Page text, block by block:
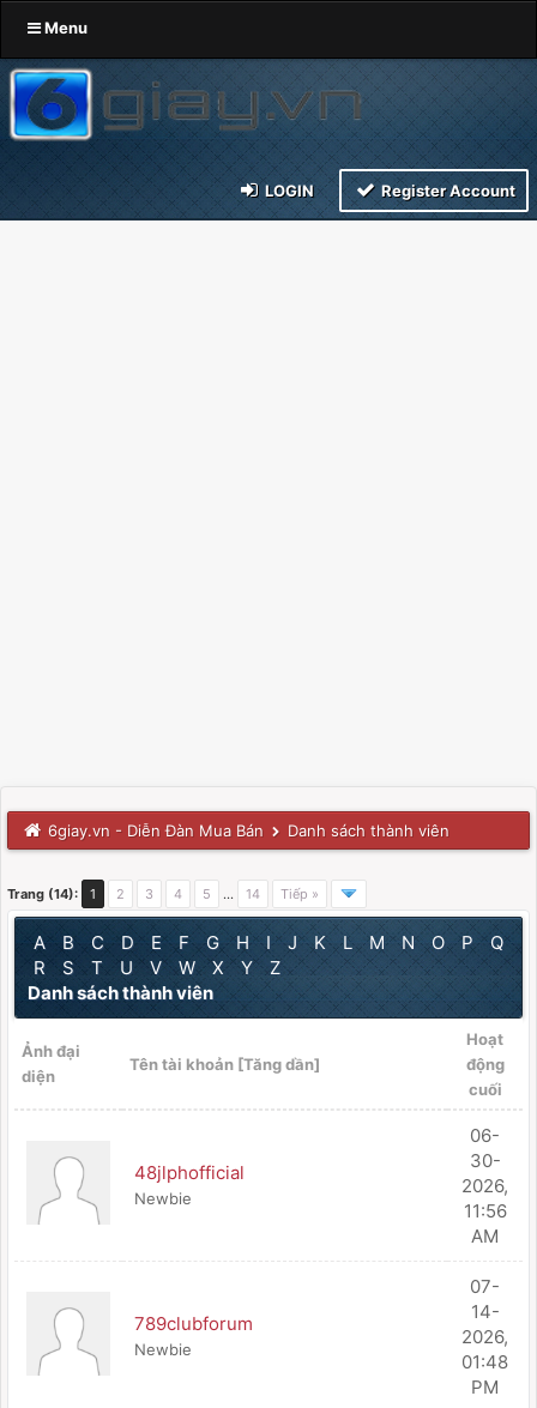
Menu
LOGIN Register Account
6giay.vn - Diễn Đàn Mua Bán Danh sách thành viên
Trang (14): 1 2 3 4 5 … 14 Tiếp »
A B C D E F G H I J K L M N O P
Q
R
S T U V W X Y
Z
Danh sách thành viên
Ảnh đại
diện
Tên tài khoản [Tăng dần]
Hoạt
động
cuối
48jlphofficial
Newbie
06-
30-
2026,
11:56
AM
789clubforum
Newbie
07-
14-
2026,
01:48
PM